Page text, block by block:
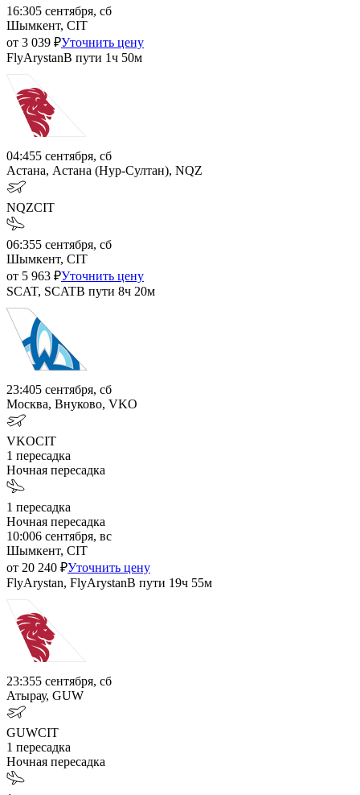
16:305 сентября, сб
Шымкент, CIT
от 3 039 ₽Уточнить цену
FlyArystanВ пути 1ч 50м
04:455 сентября, сб
Астана, Астана (Нур-Султан), NQZ
NQZCIT
06:355 сентября, сб
Шымкент, CIT
от 5 963 ₽Уточнить цену
SCAT, SCATВ пути 8ч 20м
23:405 сентября, сб
Москва, Внуково, VKO
VKOCIT
1 пересадка
Ночная пересадка
1 пересадка
Ночная пересадка
10:006 сентября, вс
Шымкент, CIT
от 20 240 ₽Уточнить цену
FlyArystan, FlyArystanВ пути 19ч 55м
23:355 сентября, сб
Атырау, GUW
GUWCIT
1 пересадка
Ночная пересадка